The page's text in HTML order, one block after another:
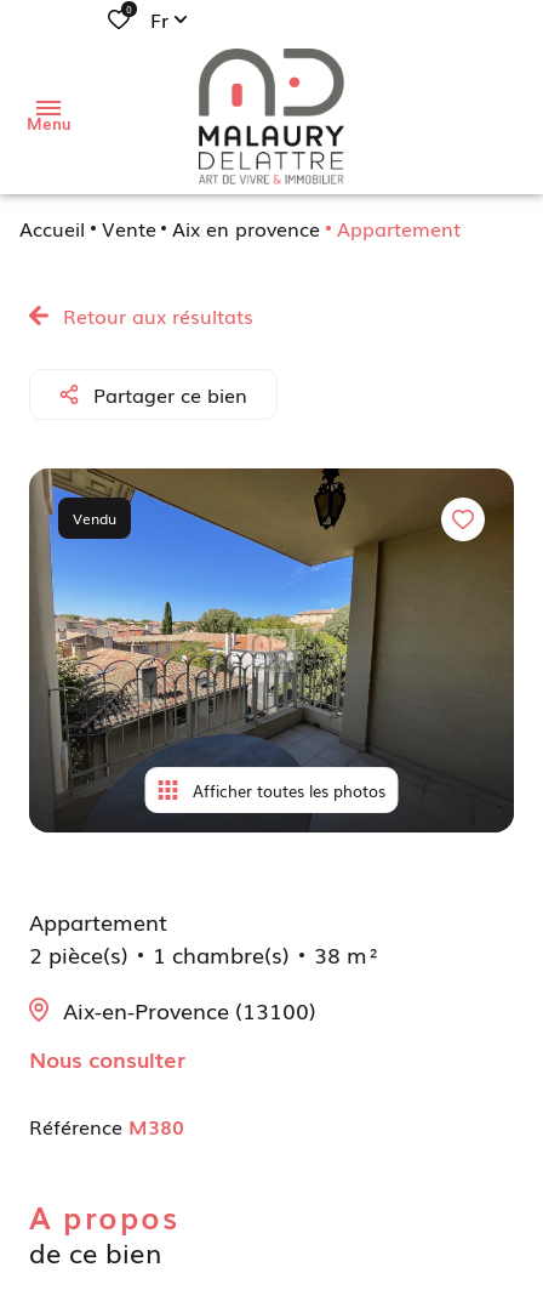
0 Fr
Menu
acheter
Mon
Mon
investissement
locatif
Déjà
vendus
vendre
de
vous
à
moi
Accueil Vente Aix en provence Appartement
Retour aux résultats
Partager ce bien
Vendu
Afficher toutes les photos
Appartement
2 pièce(s)
1 chambre(s)
38 m²
Aix-en-Provence (13100)
Nous consulter
Référence M380
A propos
de ce bien